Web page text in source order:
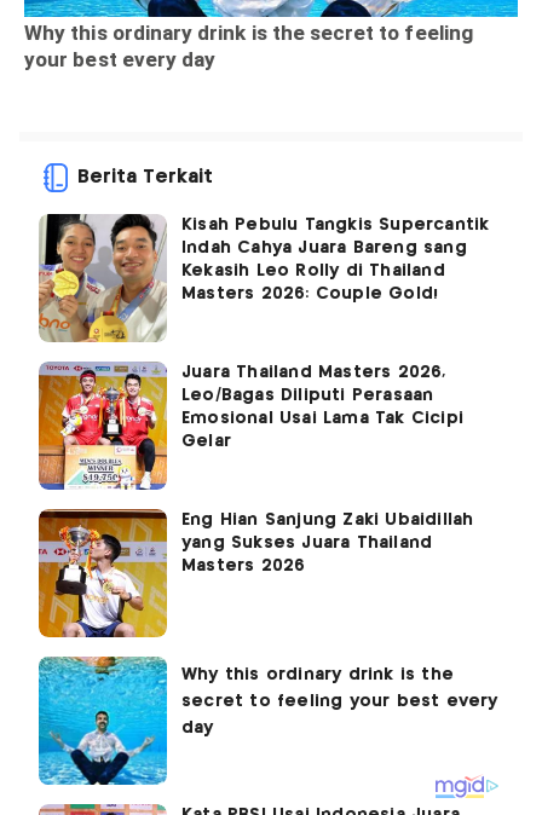
Berita Terkait
Kisah Pebulu Tangkis Supercantik
Indah Cahya Juara Bareng sang
Kekasih Leo Rolly di Thailand
Masters 2026: Couple Gold!
Juara Thailand Masters 2026,
Leo/Bagas Diliputi Perasaan
Emosional Usai Lama Tak Cicipi
Gelar
Eng Hian Sanjung Zaki Ubaidillah
yang Sukses Juara Thailand
Masters 2026